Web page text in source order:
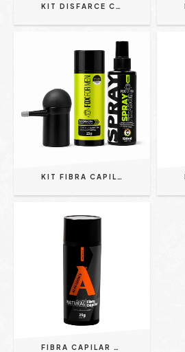
KIT DISFARCE CAPILAR TOTAL – FIBRAS + APLICADOR + FIXADOR + LAQUÊ ALTA FIXAÇÃO - FOX FOR MEN
KIT FIBRA CAPILAR PRETO 25G PARA CALVÍCIE + SPRAY FIXADOR 120ML RESISTENTE À ÁGUA + APLICADOR
FIBRA CAPILAR COM VOLUME NATURAL CASTANHO - ALFA LOOK'S 25G